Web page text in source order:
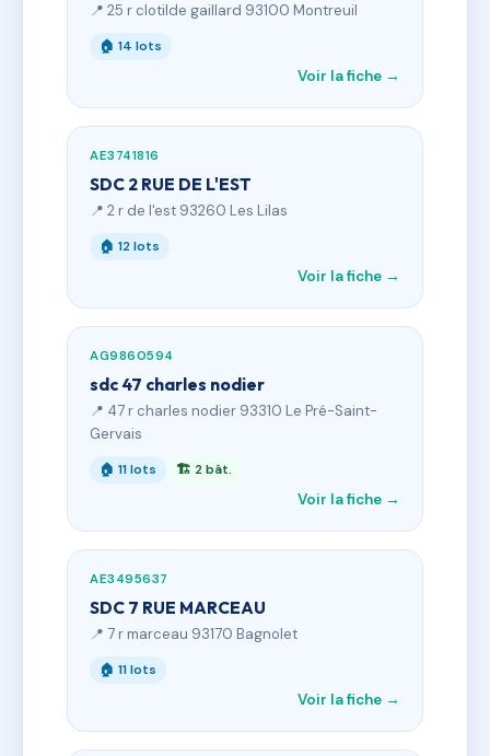
📍 25 r clotilde gaillard 93100 Montreuil
🏠 14 lots
Voir la fiche →
AE3741816
SDC 2 RUE DE L'EST
📍 2 r de l'est 93260 Les Lilas
🏠 12 lots
Voir la fiche →
AG9860594
sdc 47 charles nodier
📍 47 r charles nodier 93310 Le Pré-Saint-
Gervais
🏠 11 lots 🏗 2 bât.
Voir la fiche →
AE3495637
SDC 7 RUE MARCEAU
📍 7 r marceau 93170 Bagnolet
🏠 11 lots
Voir la fiche →